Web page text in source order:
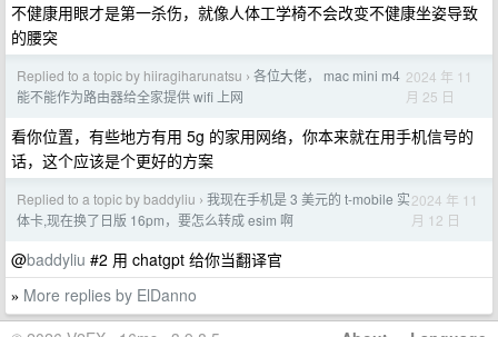
不健康用眼才是第一杀伤，就像人体工学椅不会改变不健康坐姿导致
的腰突
Replied to a topic by hiiragiharunatsu › 各位大佬， mac mini m4
能不能作为路由器给全家提供 wifi 上网
2024 年 11
月 25 日
看你位置，有些地方有用 5g 的家用网络，你本来就在用手机信号的
话，这个应该是个更好的方案
Replied to a topic by baddyliu › 我现在手机是 3 美元的 t-mobile 实
体卡,现在换了日版 16pm，要怎么转成 esim 啊
2024 年 11
月 12 日
@baddyliu #2 用 chatgpt 给你当翻译官
» More replies by ElDanno